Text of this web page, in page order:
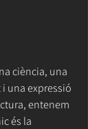
ciència, una
una expressió
entenem
és la